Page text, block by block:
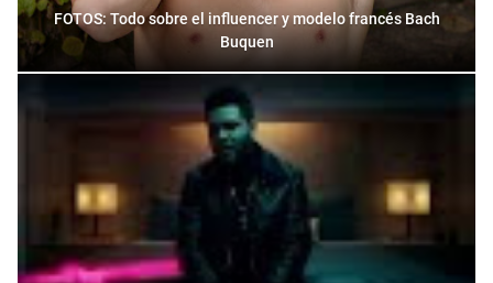
FOTOS: Todo sobre el influencer y modelo francés Bach
Buquen